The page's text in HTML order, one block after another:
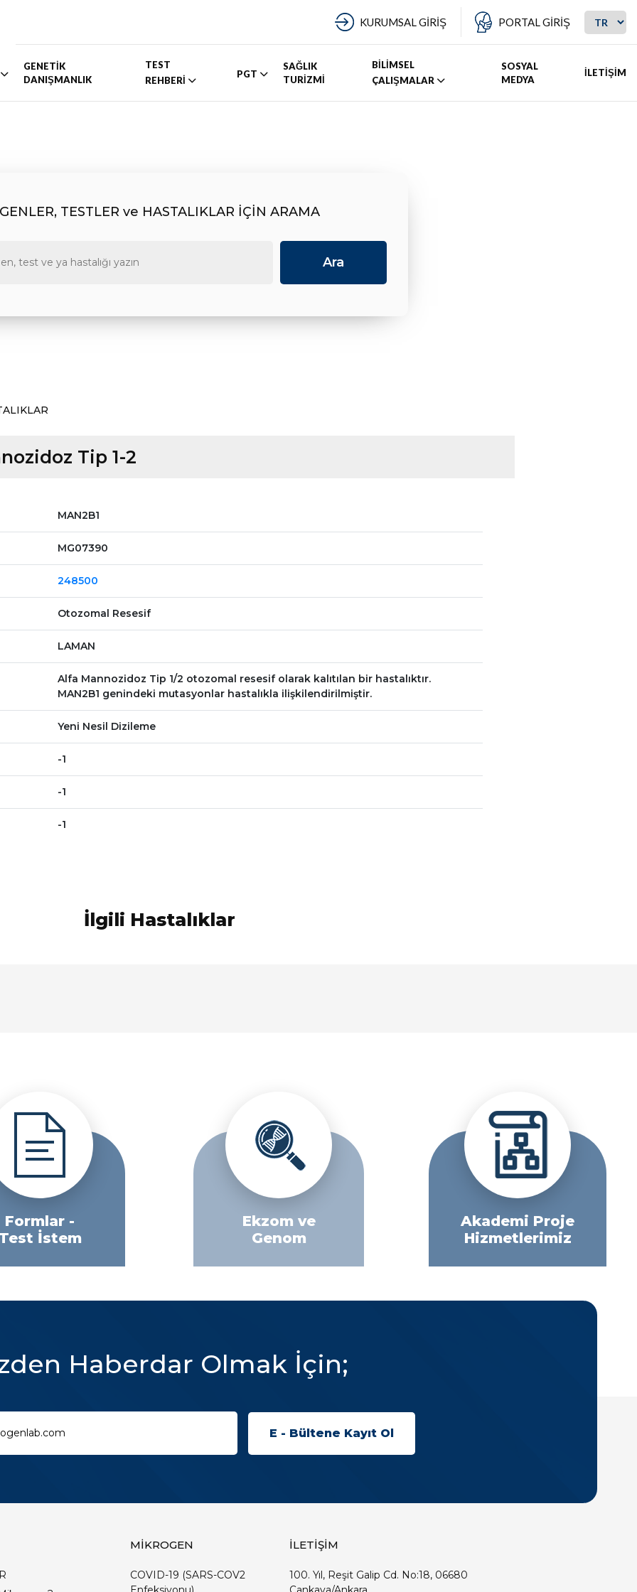
KURUMSAL GİRİŞ PORTAL GİRİŞ
GENETİK
DANIŞMANLIK
TEST
REHBERİ
PGT
SAĞLIK
TURİZMİ
BİLİMSEL
ÇALIŞMALAR
SOSYAL
MEDYA
İLETİŞİM
TESTLER ve HASTALIKLAR İÇİN ARAMA
Tip 1-2
MAN2B1
MG07390
248500
Otozomal Resesif
LAMAN
Alfa Mannozidoz Tip 1/2 otozomal resesif olarak kalıtılan bir hastalıktır.
MAN2B1 genindeki mutasyonlar hastalıkla ilişkilendirilmiştir.
Yeni Nesil Dizileme
-1
-1
-1
İlgili Hastalıklar
Formlar -
İstem
Ekzom ve
Genom
Akademi Proje
Hizmetlerimiz
Haberdar Olmak İçin;
MİKROGEN
COVID-19 (SARS-COV2
İLETİŞİM
100. Yıl, Reşit Galip Cd. No:18, 06680